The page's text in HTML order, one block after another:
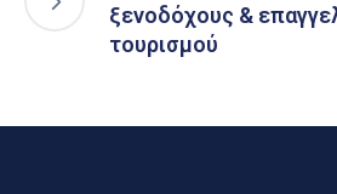
ξενοδόχους &
τουρισμού